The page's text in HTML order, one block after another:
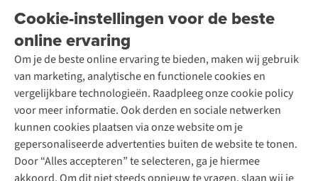
Cookie-instellingen voor de beste
online ervaring
Om je de beste online ervaring te bieden, maken wij gebruik
van marketing, analytische en functionele cookies en
vergelijkbare technologieën. Raadpleeg onze cookie policy
voor meer informatie. Ook derden en sociale netwerken
kunnen cookies plaatsen via onze website om je
gepersonaliseerde advertenties buiten de website te tonen.
Door “Alles accepteren” te selecteren, ga je hiermee
Garantie
Contact
Onze winkels
Over A.S.Adventure
Toegankelijkheidsverklaring
Ski-onderhoud
Wasservice
Schoenonderhoud
Schoenherstelling
Kledingherstelling
Retouches
Voor bedrijven
A.S.Magazine
Podcast
Explore Academy
Explore Camp
Gear Check
Inspiratie & advies
Meld je aan voor de nieuwsbrief
Follow us